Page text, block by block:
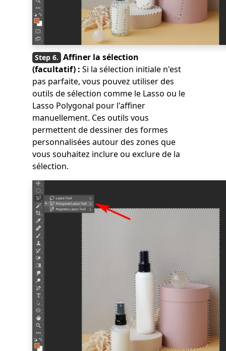
Affiner la sélection
(facultatif) : Si la sélection initiale n'est
pas parfaite, vous pouvez utiliser des
outils de sélection comme le Lasso ou le
Lasso Polygonal pour l'affiner
manuellement. Ces outils vous
permettent de dessiner des formes
personnalisées autour des zones que
vous souhaitez inclure ou exclure de la
sélection.